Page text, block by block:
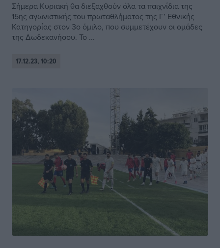
Σήμερα Κυριακή θα διεξαχθούν όλα τα παιχνίδια της
15ης αγωνιστικής του πρωταθλήματος της Γ’ Εθνικής
Κατηγορίας στον 3ο όμιλο, που συμμετέχουν οι ομάδες
της Δωδεκανήσου. Το ...
17.12.23, 10:20